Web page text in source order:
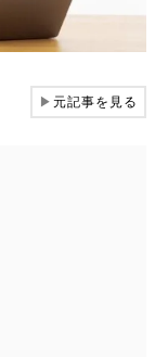
▶元記事を見る